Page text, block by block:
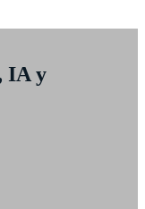
IA y